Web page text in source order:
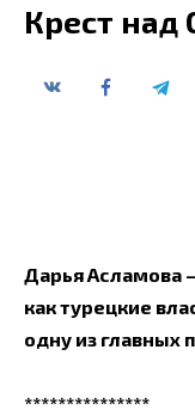
Крест над
Дарья Асламова
как турецкие
одну из главных
***************